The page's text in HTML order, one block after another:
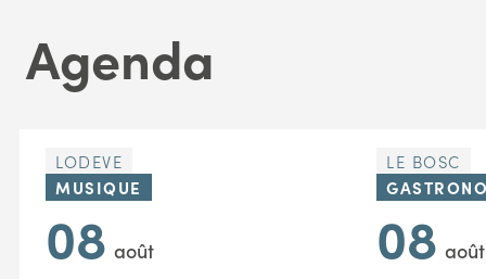
Agenda
LODEVE
MUSIQUE
08 août
LE BOSC
08 août